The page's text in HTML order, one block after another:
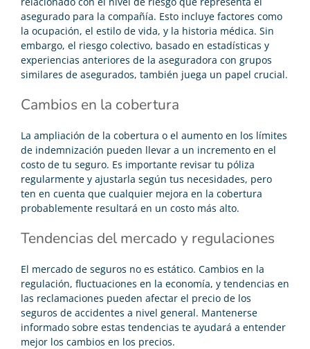
asegurado para la compañía. Esto incluye factores como
la ocupación, el estilo de vida, y la historia médica. Sin
embargo, el riesgo colectivo, basado en estadísticas y
experiencias anteriores de la aseguradora con grupos
similares de asegurados, también juega un papel crucial.
Cambios en la cobertura
La ampliación de la cobertura o el aumento en los límites
de indemnización pueden llevar a un incremento en el
costo de tu seguro. Es importante revisar tu póliza
regularmente y ajustarla según tus necesidades, pero
ten en cuenta que cualquier mejora en la cobertura
probablemente resultará en un costo más alto.
Tendencias del mercado y regulaciones
El mercado de seguros no es estático. Cambios en la
regulación, fluctuaciones en la economía, y tendencias en
las reclamaciones pueden afectar el precio de los
seguros de accidentes a nivel general. Mantenerse
informado sobre estas tendencias te ayudará a entender
mejor los cambios en los precios.